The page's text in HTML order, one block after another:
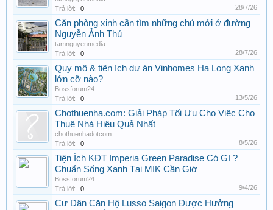
Trả lời:
0 28/7/26
Căn phòng xinh cần tìm những chủ mới ở đường
Nguyễn Ảnh Thủ
tamnguyenmedia
Trả lời:
0 28/7/26
Quy mô & tiện ích dự án Vinhomes Hạ Long Xanh
lớn cỡ nào?
Bossforum24
Trả lời:
0 13/5/26
Chothuenha.com: Giải Pháp Tối Ưu Cho Việc Cho
Thuê Nhà Hiệu Quả Nhất
chothuenhadotcom
Trả lời:
0 8/5/26
Tiện Ích KĐT Imperia Green Paradise Có Gì ?
Chuẩn Sống Xanh Tại MIK Cần Giờ
Bossforum24
Trả lời:
0 9/4/26
Cư Dân Căn Hộ Lusso Saigon Được Hưởng